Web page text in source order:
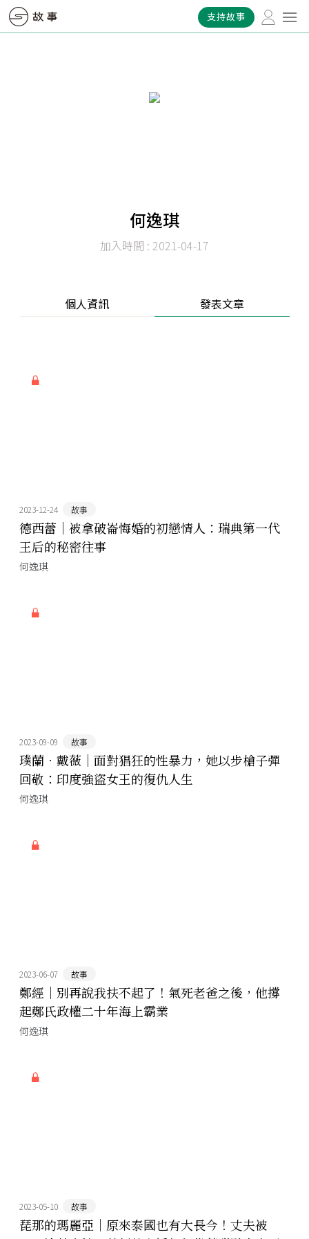
支持故事
何逸琪
加入時間 : 2021-04-17
個人資訊 發表文章
2023-12-24 故事
德西蕾｜被拿破崙悔婚的初戀情人：瑞典第一代
王后的秘密往事
何逸琪
2023-09-09 故事
璞蘭．戴薇｜面對猖狂的性暴力，她以步槍子彈
回敬：印度強盜女王的復仇人生
何逸琪
2023-06-07 故事
鄭經｜別再說我扶不起了！氣死老爸之後，他撐
起鄭氏政權二十年海上霸業
何逸琪
2023-05-10 故事
琵那的瑪麗亞｜原來泰國也有大長今！丈夫被